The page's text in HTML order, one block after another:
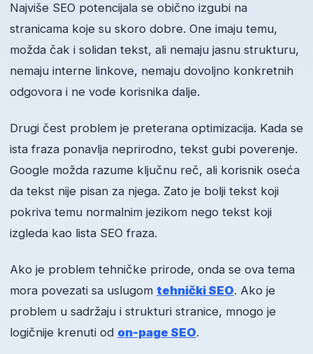
Najviše SEO potencijala se obično izgubi na
stranicama koje su skoro dobre. One imaju temu,
možda čak i solidan tekst, ali nemaju jasnu strukturu,
nemaju interne linkove, nemaju dovoljno konkretnih
odgovora i ne vode korisnika dalje.
Drugi čest problem je preterana optimizacija. Kada se
ista fraza ponavlja neprirodno, tekst gubi poverenje.
Google možda razume ključnu reč, ali korisnik oseća
da tekst nije pisan za njega. Zato je bolji tekst koji
pokriva temu normalnim jezikom nego tekst koji
izgleda kao lista SEO fraza.
Ako je problem tehničke prirode, onda se ova tema
mora povezati sa uslugom tehnički SEO. Ako je
problem u sadržaju i strukturi stranice, mnogo je
logičnije krenuti od on-page SEO.